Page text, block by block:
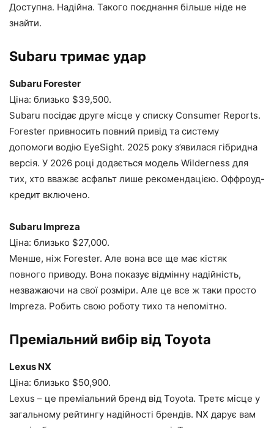
Доступна. Надійна. Такого поєднання більше ніде не
знайти.
Subaru тримає удар
Subaru Forester
Ціна: близько $39,500.
Subaru посідає друге місце у списку Consumer Reports.
Forester привносить повний привід та систему
допомоги водію EyeSight. 2025 року з’явилася гібридна
версія. У 2026 році додається модель Wilderness для
тих, хто вважає асфальт лише рекомендацією. Оффроуд-
кредит включено.
Subaru Impreza
Ціна: близько $27,000.
Менше, ніж Forester. Але вона все ще має кістяк
повного приводу. Вона показує відмінну надійність,
незважаючи на свої розміри. Але це все ж таки просто
Impreza. Робить свою роботу тихо та непомітно.
Преміальний вибір від Toyota
Lexus NX
Ціна: близько $50,900.
Lexus – це преміальний бренд від Toyota. Третє місце у
загальному рейтингу надійності брендів. NX дарує вам